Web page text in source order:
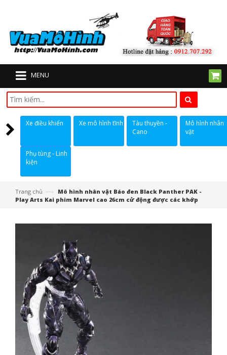
MENU
Xe điều khiển Xe mô hình tĩnh
Tàu thuyền -
Cano
Mô hình nhân
vật
Phụ tùng - Linh
kiện
Trang chủ —›
Mô hình nhân vật Báo đen Black Panther PAK -
Play Arts Kai phim Marvel cao 26cm cử động được các khớp